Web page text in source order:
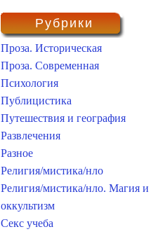
Рубрики
Проза. Историческая
Проза. Современная
Психология
Публицистика
Путешествия и география
Развлечения
Разное
Религия/мистика/нло
Религия/мистика/нло. Магия и
оккультизм
Секс учеба